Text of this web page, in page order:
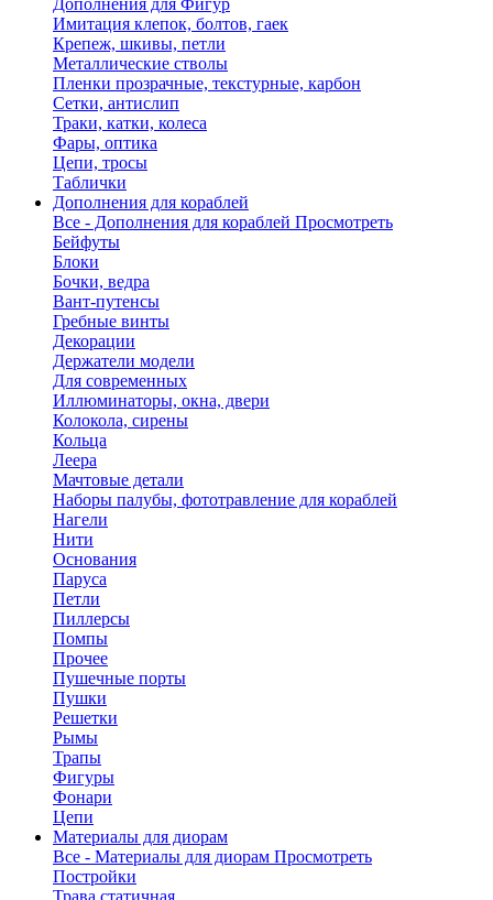
Дополнения для Фигур
Имитация клепок, болтов, гаек
Крепеж, шкивы, петли
Металлические стволы
Пленки прозрачные, текстурные, карбон
Сетки, антислип
Траки, катки, колеса
Фары, оптика
Цепи, тросы
Таблички
Дополнения для кораблей
Все - Дополнения для кораблей Просмотреть
Бейфуты
Блоки
Бочки, ведра
Вант-путенсы
Гребные винты
Декорации
Держатели модели
Для современных
Иллюминаторы, окна, двери
Колокола, сирены
Кольца
Леера
Мачтовые детали
Наборы палубы, фототравление для кораблей
Нагели
Нити
Основания
Паруса
Петли
Пиллерсы
Помпы
Прочее
Пушечные порты
Пушки
Решетки
Рымы
Трапы
Фигуры
Фонари
Цепи
Материалы для диорам
Все - Материалы для диорам Просмотреть
Постройки
Трава статичная